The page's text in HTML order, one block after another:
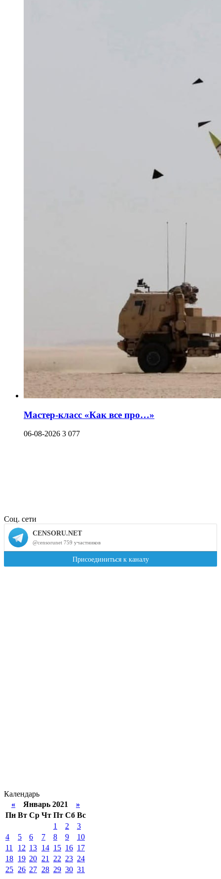
Мастер-класс «Как все про…»
06-08-2026 3 077
Соц. сети
Календарь
« Январь 2021 »
Пн Вт Ср Чт Пт Сб Вс
1
2
3
4
5 6 7 8 9
10
11
12 13 14 15 16 17
18 19 20 21 22 23 24
25 26 27 28 29 30 31